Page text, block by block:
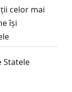
celor mai
își
Statele